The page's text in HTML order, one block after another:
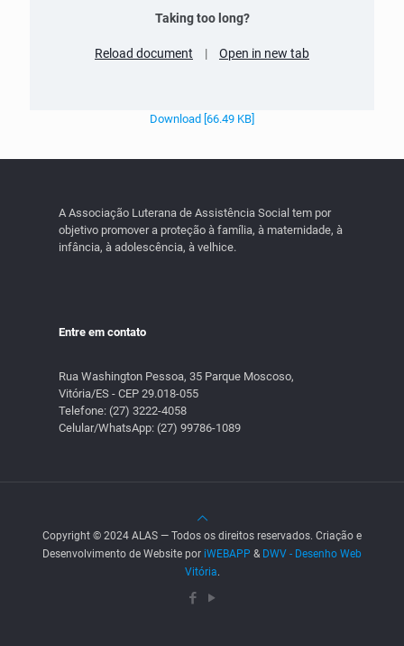
Taking too long?
Reload document | Open in new tab
Download [66.49 KB]
A Associação Luterana de Assistência Social tem por
objetivo promover a proteção à família, à maternidade, à
infância, à adolescência, à velhice.
Entre em contato
Rua Washington Pessoa, 35 Parque Moscoso,
Vitória/ES - CEP 29.018-055
Telefone: (27) 3222-4058
Celular/WhatsApp: (27) 99786-1089
Copyright © 2024 ALAS — Todos os direitos reservados. Criação e
Desenvolvimento de Website por iWEBAPP & DWV - Desenho Web
Vitória.